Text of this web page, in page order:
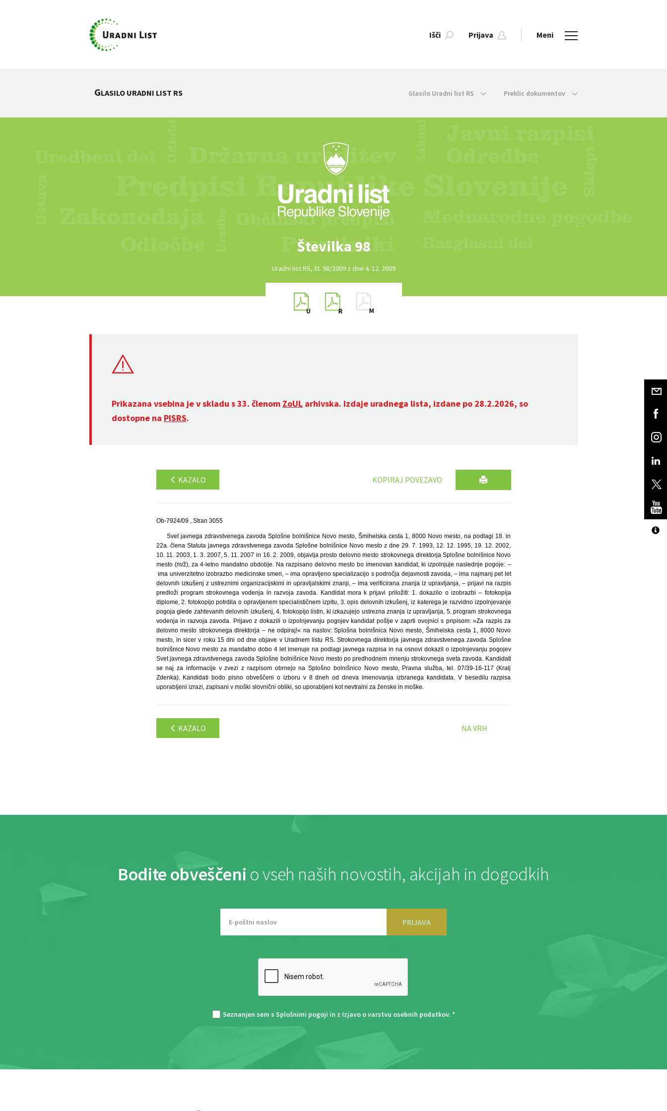
Išči Prijava Meni
GLASILO URADNI LIST RS Glasilo Uradni list RS Preklic dokumentov
Številka 98
Uradni list RS, št. 98/2009 z dne 4. 12. 2009
Prikazana vsebina je v skladu s 33. členom ZoUL arhivska. Izdaje uradnega lista, izdane po 28.2.2026, so
dostopne na PISRS.
KAZALO KOPIRAJ POVEZAVO
Ob-7924/09 , Stran 3055
Svet javnega zdravstvenega zavoda Splošne bolnišnice Novo mesto, Šmihelska cesta 1, 8000 Novo mesto, na podlagi 18. in
22a. člena Statuta javnega zdravstvenega zavoda Splošne bolnišnice Novo mesto z dne 29. 7. 1993, 12. 12. 1995, 19. 12. 2002,
10. 11. 2003, 1. 3. 2007, 5. 11. 2007 in 16. 2. 2009, objavlja prosto delovno mesto strokovnega direktorja Splošne bolnišnice Novo
mesto (m/ž), za 4-letno mandatno obdobje. Na razpisano delovno mesto bo imenovan kandidat, ki izpolnjuje naslednje pogoje: –
ima univerzitetno izobrazbo medicinske smeri, – ima opravljeno specializacijo s področja dejavnosti zavoda, – ima najmanj pet let
delovnih izkušenj z ustreznimi organizacijskimi in upravljalskimi znanji, – ima verificirana znanja iz upravljanja, – prijavi na razpis
predloži program strokovnega vodenja in razvoja zavoda. Kandidat mora k prijavi priložiti: 1. dokazilo o izobrazbi – fotokopija
diplome, 2. fotokopijo potrdila o opravljenem specialističnem izpitu, 3. opis delovnih izkušenj, iz katerega je razvidno izpolnjevanje
pogoja glede zahtevanih delovnih izkušenj, 4. fotokopijo listin, ki izkazujejo ustrezna znanja iz upravljanja, 5. program strokovnega
vodenja in razvoja zavoda. Prijavo z dokazili o izpolnjevanju pogojev kandidat pošlje v zaprti ovojnici s pripisom: »Za razpis za
delovno mesto strokovnega direktorja – ne odpiraj!« na naslov: Splošna bolnišnica Novo mesto, Šmihelska cesta 1, 8000 Novo
mesto, in sicer v roku 15 dni od dne objave v Uradnem listu RS. Strokovnega direktorja javnega zdravstvenega zavoda Splošne
bolnišnice Novo mesto za mandatno dobo 4 let imenuje na podlagi javnega razpisa in na osnovi dokazil o izpolnjevanju pogojev
Svet javnega zdravstvenega zavoda Splošne bolnišnice Novo mesto po predhodnem mnenju strokovnega sveta zavoda. Kandidati
se naj za informacije v zvezi z razpisom obrnejo na Splošno bolnišnico Novo mesto, Pravna služba, tel. 07/39-16-117 (Kralj
Zdenka). Kandidati bodo pisno obveščeni o izboru v 8 dneh od dneva imenovanja izbranega kandidata. V besedilu razpisa
uporabljeni izrazi, zapisani v moški slovnični obliki, so uporabljeni kot nevtralni za ženske in moške.
KAZALO NA VRH
Bodite obveščeni o vseh naših novostih, akcijah in dogodkih
PRIJAVA
Seznanjen sem s Splošnimi pogoji in z Izjavo o varstvu osebnih podatkov. *